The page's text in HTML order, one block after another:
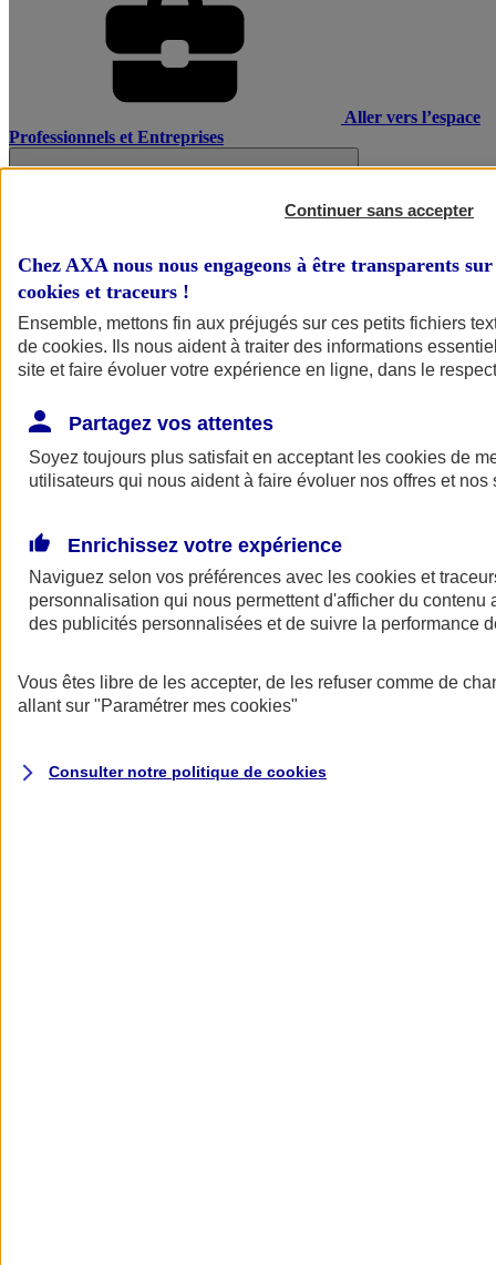
Aller vers l’espace
Professionnels et Entreprises
AXA Assurance
Continuer sans accepter
Chez AXA nous nous engageons à être transparents
cookies et traceurs !
Ensemble, mettons fin aux préjugés sur ces petits fichiers
de cookies. Ils nous aident à traiter des informations
site et faire évoluer votre expérience en ligne, dans le
Partagez vos attentes
Soyez toujours plus satisfait en acceptant les cookies de
utilisateurs qui nous aident à faire évoluer nos offres et nos
Enrichissez votre expérience
Naviguez selon vos préférences avec les cookies et
personnalisation qui nous permettent d'afficher du contenu
des publicités personnalisées et de suivre la performance
Vous êtes libre de les accepter, de les refuser comme de
allant sur "Paramétrer mes cookies"
Consulter notre politique de cookies